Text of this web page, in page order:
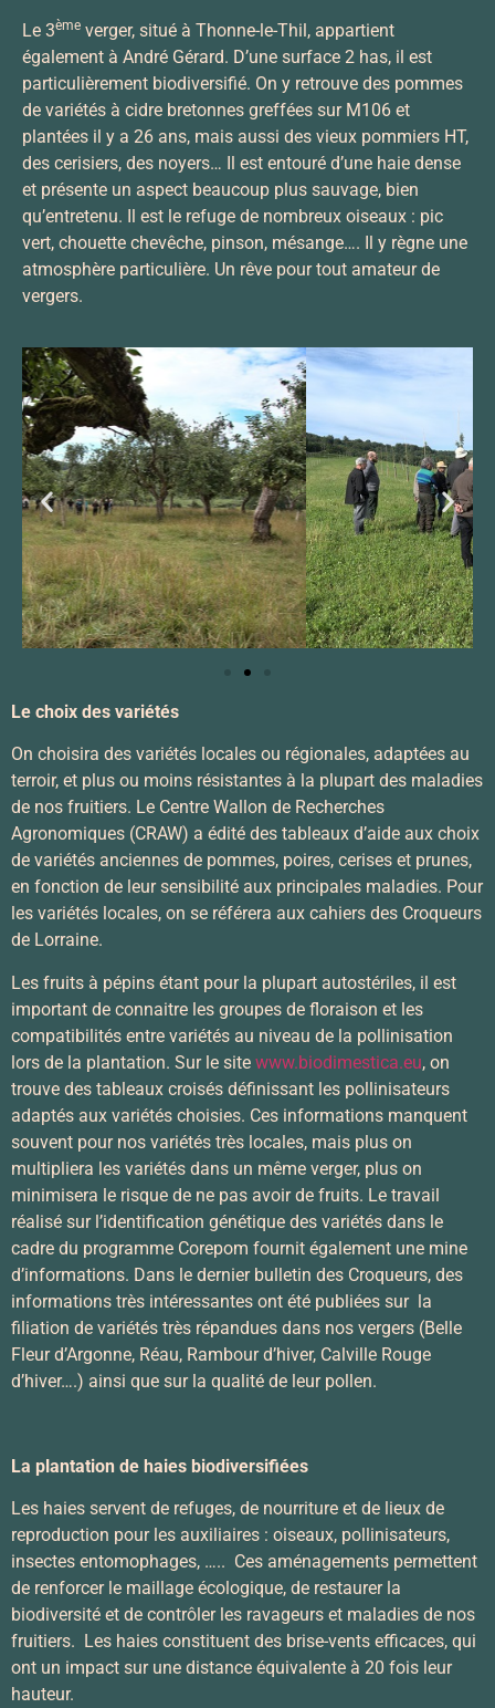
Le 3ème verger, situé à Thonne-le-Thil, appartient
également à André Gérard. D’une surface 2 has, il est
particulièrement biodiversifié. On y retrouve des pommes
de variétés à cidre bretonnes greffées sur M106 et
plantées il y a 26 ans, mais aussi des vieux pommiers HT,
des cerisiers, des noyers… Il est entouré d’une haie dense
et présente un aspect beaucoup plus sauvage, bien
qu’entretenu. Il est le refuge de nombreux oiseaux : pic
vert, chouette chevêche, pinson, mésange…. Il y règne une
atmosphère particulière. Un rêve pour tout amateur de
vergers.
Le choix des variétés
On choisira des variétés locales ou régionales, adaptées au
terroir, et plus ou moins résistantes à la plupart des maladies
de nos fruitiers. Le Centre Wallon de Recherches
Agronomiques (CRAW) a édité des tableaux d’aide aux choix
de variétés anciennes de pommes, poires, cerises et prunes,
en fonction de leur sensibilité aux principales maladies. Pour
les variétés locales, on se référera aux cahiers des Croqueurs
de Lorraine.
Les fruits à pépins étant pour la plupart autostériles, il est
important de connaitre les groupes de floraison et les
compatibilités entre variétés au niveau de la pollinisation
lors de la plantation. Sur le site www.biodimestica.eu, on
trouve des tableaux croisés définissant les pollinisateurs
adaptés aux variétés choisies. Ces informations manquent
souvent pour nos variétés très locales, mais plus on
multipliera les variétés dans un même verger, plus on
minimisera le risque de ne pas avoir de fruits. Le travail
réalisé sur l’identification génétique des variétés dans le
cadre du programme Corepom fournit également une mine
d’informations. Dans le dernier bulletin des Croqueurs, des
informations très intéressantes ont été publiées sur la
filiation de variétés très répandues dans nos vergers (Belle
Fleur d’Argonne, Réau, Rambour d’hiver, Calville Rouge
d’hiver….) ainsi que sur la qualité de leur pollen.
La plantation de haies biodiversifiées
Les haies servent de refuges, de nourriture et de lieux de
reproduction pour les auxiliaires : oiseaux, pollinisateurs,
insectes entomophages, ….. Ces aménagements permettent
de renforcer le maillage écologique, de restaurer la
biodiversité et de contrôler les ravageurs et maladies de nos
fruitiers. Les haies constituent des brise-vents efficaces, qui
ont un impact sur une distance équivalente à 20 fois leur
hauteur.